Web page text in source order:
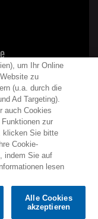
Medienservice
rights reserved.
in English?
um Ihr Online
zu
(u.a. durch die
Ad Targeting).
auch Cookies
zur
klicken Sie bitte
Cookie-
indem Sie auf
lesen
Alle Cookies
akzeptieren